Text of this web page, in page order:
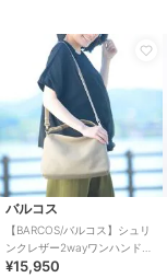
バルコス
【BARCOS/バルコス】シュリ
ンクレザー2wayワンハンドバ
ッグ
¥15,950